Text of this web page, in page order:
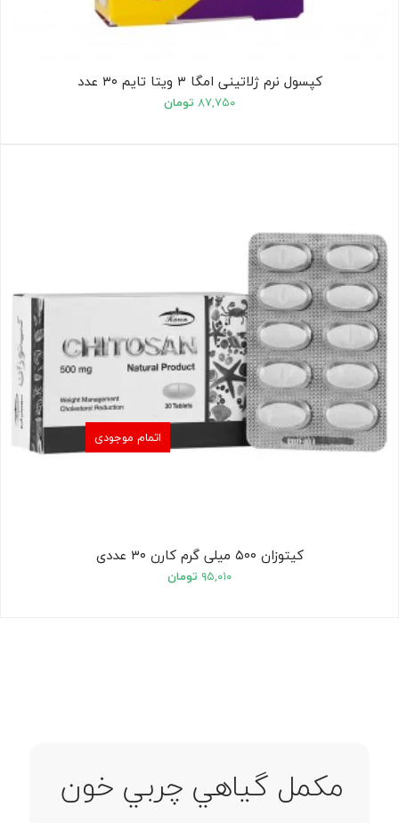
کپسول نرم ژلاتینی امگا ۳ ویتا تایم ۳۰ عدد
۸۷,۷۵۰ تومان
اتمام موجودی
کیتوزان ۵۰۰ میلی گرم کارن ۳۰ عددی
۹۵,۰۱۰ تومان
مکمل گياهي چربي خون